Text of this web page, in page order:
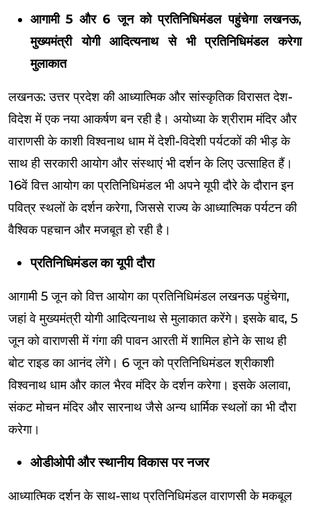
आगामी 5 और 6 जून को प्रतिनिधिमंडल पहुंचेगा लखनऊ,
मुख्यमंत्री योगी आदित्यनाथ से भी प्रतिनिधिमंडल करेगा
मुलाकात
लखनऊ: उत्तर प्रदेश की आध्यात्मिक और सांस्कृतिक विरासत देश-
विदेश में एक नया आकर्षण बन रही है। अयोध्या के श्रीराम मंदिर और
वाराणसी के काशी विश्वनाथ धाम में देशी-विदेशी पर्यटकों की भीड़ के
साथ ही सरकारी आयोग और संस्थाएं भी दर्शन के लिए उत्साहित हैं।
16वें वित्त आयोग का प्रतिनिधिमंडल भी अपने यूपी दौरे के दौरान इन
पवित्र स्थलों के दर्शन करेगा, जिससे राज्य के आध्यात्मिक पर्यटन की
वैश्विक पहचान और मजबूत हो रही है।
प्रतिनिधिमंडल का यूपी दौरा
आगामी 5 जून को वित्त आयोग का प्रतिनिधिमंडल लखनऊ पहुंचेगा,
जहां वे मुख्यमंत्री योगी आदित्यनाथ से मुलाकात करेंगे। इसके बाद, 5
जून को वाराणसी में गंगा की पावन आरती में शामिल होने के साथ ही
बोट राइड का आनंद लेंगे। 6 जून को प्रतिनिधिमंडल श्रीकाशी
विश्वनाथ धाम और काल भैरव मंदिर के दर्शन करेगा। इसके अलावा,
संकट मोचन मंदिर और सारनाथ जैसे अन्य धार्मिक स्थलों का भी दौरा
करेगा।
ओडीओपी और स्थानीय विकास पर नजर
आध्यात्मिक दर्शन के साथ-साथ प्रतिनिधिमंडल वाराणसी के मकबूल